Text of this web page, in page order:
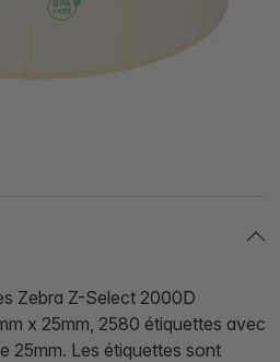
Zebra Z-Select 2000D
x 25mm, 2580 étiquettes avec
25mm. Les étiquettes sont